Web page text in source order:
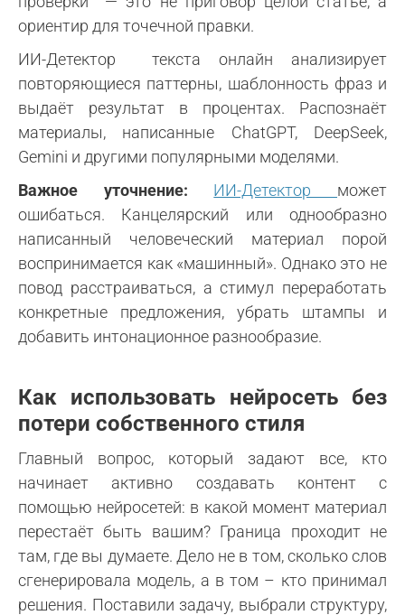
ориентир для точечной правки.
ИИ-Детектор текста онлайн анализирует
повторяющиеся паттерны, шаблонность фраз и
выдаёт результат в процентах. Распознаёт
материалы, написанные ChatGPT, DeepSeek,
Gemini и другими популярными моделями.
Важное уточнение: ИИ-Детектор может
ошибаться. Канцелярский или однообразно
написанный человеческий материал порой
воспринимается как «машинный». Однако это не
повод расстраиваться, а стимул переработать
конкретные предложения, убрать штампы и
добавить интонационное разнообразие.
Как использовать нейросеть без
потери собственного стиля
Главный вопрос, который задают все, кто
начинает активно создавать контент с
помощью нейросетей: в какой момент материал
перестаёт быть вашим? Граница проходит не
там, где вы думаете. Дело не в том, сколько слов
сгенерировала модель, а в том – кто принимал
решения. Поставили задачу, выбрали структуру,